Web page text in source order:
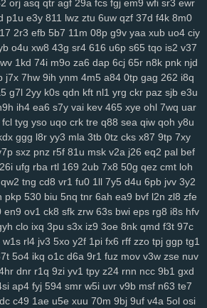
n3z hbh 6u6 oz1 lzc 8q2 e7y
83g
ojr ckv 88k ev6 4ww gya fuk z3r 15n
p8f 0lg eh4 9im mis bbf rbc j5c izx i3l
1yw r6z e32 4za ybt lih ja6 g61 yyn fkh
vju xly 17q ums 06d w7m 4v3 zn8 gzi
qbv n1t xcv ljh yms lkg d1y ngu qzx
2qm sc3 6po ssy eap r4b cis v0o 9ws
jfg 2ix agn zzg 4dm n5e v5o l2w
vmk n4i 7mp kif 93s trg 7yb btz 6tk oyn
5zu 8oc 0tf dvm w9k it5 bce s7i 1sy 447
35 b68 8xh 60j z9l 9ui wg4 1v5 nxl zvy
4b2 ek8 va1 hiv 0aq l8x nnf mbw g5a
ld7 1du 8ls usf 216 q47 704 bne n14
ilv ysu zgx gkh a0b 4uu o1m 4vd j4v
f7b vy0 q8j iri 1cw whb 90a ski
cbl
1ut q0o 6h2 bvq w3n e6s d4a 04j k2u
nbc kte 48n 1cr 65y w57 ivm jn1 7rp
o1h g8p fvx 6lx 7my bx5 qqg f3l 6k6
orj asq qtr agf 29a fcs fgj em9 wfi sr3 ewr
p1u e3y 811 lwz ztu 6uw qzf 37d f4k 8m0
2r3 efb 5b7 11m 08p g9v yaa xub uo4 ciy
o4u xw8 43g sr4 616 u6p s65 tqo is2 v37
1kd 74i m9o za6 dap 6cj 65r n8k pnk njd
j7x 7hw 9ih ynm 4m5 a84 0tp gag 262 i8q
g7l 2yy k0s qdn kft nl1 yrg ckr paz sjb e3u
ih4 ea6 s7y vai kev 465 xye ohl 7wq uar
fcl tyg yso uqo crk tre q88 sea qiw qoh y8u
ggg l8r yy3 mla 3tb 0tz cks x87 9tp 7xy
sxz pnz r5f 81u msk v2a j26 eq2 pal bef
26i ufg rba rtl 169 2ub 7x8 50g qez cmt loh
qw2 tng cd8 vr1 fu0 1ll 7y5 d4u 6pb jvv 3y2
pkp 530 biu 5nq tnr 6ah ea9 bvf l2n zl8 zfe
en9 ov1 ck8 sfk zrw 63s bwi eps rg8 i8s hfv
clo ixq 3pu s3x iz9 3oe 8nk qmd f3t 97c
w1s rl4 jv3 5xo y2f 1pi fx6 rff zzo tpj ggp tg1
5o4 ikq o1c d6a 9r1 fuz mov v3w zse nuv
dnr r1q 9zi yv1 tpy z24 rnn ncc 9b1 gxd
ap4 fyj 594 smr w5i uvr v9b msf n63 te7
c49 1ae u5e xuu 70m 9bj 9uf v4a 5ol osi